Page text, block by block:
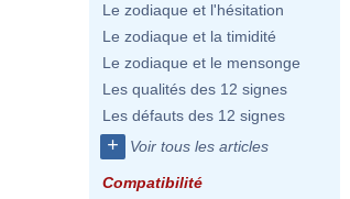
Le zodiaque et l'hésitation
Le zodiaque et la timidité
Le zodiaque et le mensonge
Les qualités des 12 signes
Les défauts des 12 signes
+ Voir tous les articles
Compatibilité